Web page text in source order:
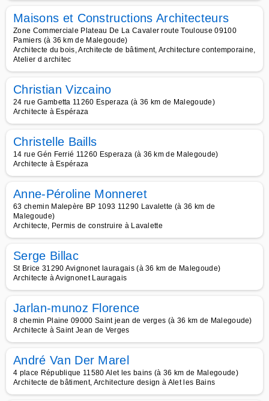
Maisons et Constructions Architecteurs
Zone Commerciale Plateau De La Cavaler route Toulouse 09100
Pamiers (à 36 km de Malegoude)
Architecte du bois, Architecte de bâtiment, Architecture contemporaine,
Atelier d architec
Christian Vizcaino
24 rue Gambetta 11260 Esperaza (à 36 km de Malegoude)
Architecte à Espéraza
Christelle Baills
14 rue Gén Ferrié 11260 Esperaza (à 36 km de Malegoude)
Architecte à Espéraza
Anne-Péroline Monneret
63 chemin Malepère BP 1093 11290 Lavalette (à 36 km de
Malegoude)
Architecte, Permis de construire à Lavalette
Serge Billac
St Brice 31290 Avignonet lauragais (à 36 km de Malegoude)
Architecte à Avignonet Lauragais
Jarlan-munoz Florence
8 chemin Plaine 09000 Saint jean de verges (à 36 km de Malegoude)
Architecte à Saint Jean de Verges
André Van Der Marel
4 place République 11580 Alet les bains (à 36 km de Malegoude)
Architecte de bâtiment, Architecture design à Alet les Bains